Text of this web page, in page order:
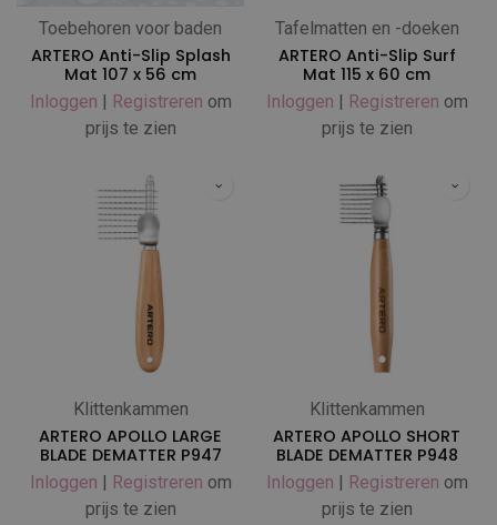
Toebehoren voor baden
ARTERO Anti-Slip Splash
Mat 107 x 56 cm
Inloggen | Registreren om
prijs te zien
Tafelmatten en -doeken
ARTERO Anti-Slip Surf
Mat 115 x 60 cm
Inloggen | Registreren om
prijs te zien
Klittenkammen
ARTERO APOLLO LARGE
BLADE DEMATTER P947
Inloggen | Registreren om
prijs te zien
Klittenkammen
ARTERO APOLLO SHORT
BLADE DEMATTER P948
Inloggen | Registreren om
prijs te zien